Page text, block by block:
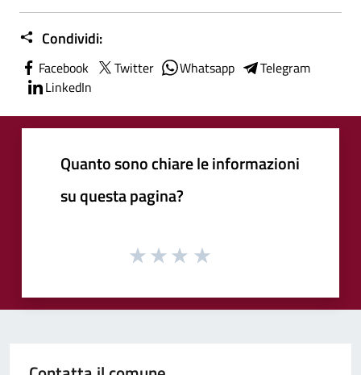
Condividi:
Facebook Twitter Whatsapp
Telegram
LinkedIn
Quanto sono chiare le informazioni
su questa pagina?